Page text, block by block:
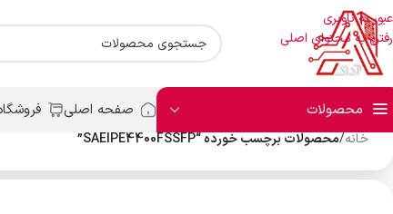
عبور به ناوبری
رفتن به محتوای اصلی
محصولات صفحه اصلی
خانه/محصولات برچسب خورده “SAEIPE4400FSSFP”